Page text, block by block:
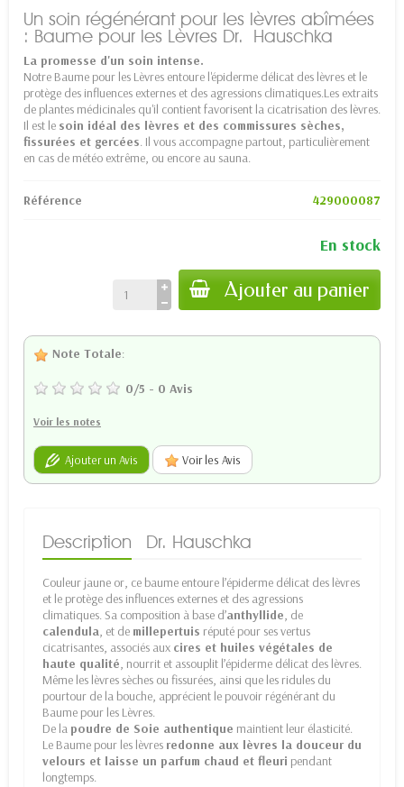
Un soin régénérant pour les lèvres abîmées
: Baume pour les Lèvres Dr. Hauschka
La promesse d'un soin intense.
Notre Baume pour les Lèvres entoure l'épiderme délicat des lèvres et le
protège des influences externes et des agressions climatiques.Les extraits
de plantes médicinales qu'il contient favorisent la cicatrisation des lèvres.
Il est le soin idéal des lèvres et des commissures sèches,
fissurées et gercées. Il vous accompagne partout, particulièrement
en cas de météo extrême, ou encore au sauna.
Référence 429000087
En stock
Ajouter au panier
Note Totale:
0/5 - 0 Avis
Voir les notes
Ajouter un Avis Voir les Avis
Description Dr. Hauschka
Couleur jaune or, ce baume entoure l’épiderme délicat des lèvres
et le protège des influences externes et des agressions
climatiques. Sa composition à base d’anthyllide, de
calendula, et de millepertuis réputé pour ses vertus
cicatrisantes, associés aux cires et huiles végétales de
haute qualité, nourrit et assouplit l’épiderme délicat des lèvres.
Même les lèvres sèches ou fissurées, ainsi que les ridules du
pourtour de la bouche, apprécient le pouvoir régénérant du
Baume pour les Lèvres.
De la poudre de Soie authentique maintient leur élasticité.
Le Baume pour les lèvres redonne aux lèvres la douceur du
velours et laisse un parfum chaud et fleuri pendant
longtemps.